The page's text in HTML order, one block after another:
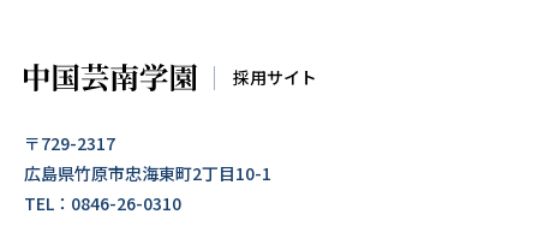
採用サイト
〒729-2317
広島県竹原市忠海東町2丁目10-1
TEL：0846-26-0310